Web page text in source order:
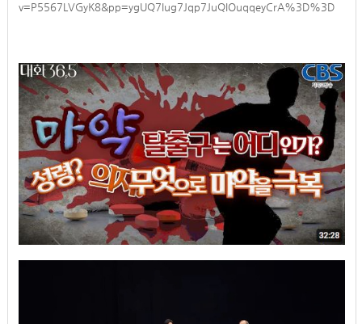
v=P5567LVGyK8&pp=ygUQ7Iug7Jqp7JuQIOuqqeyCrA%3D%3D